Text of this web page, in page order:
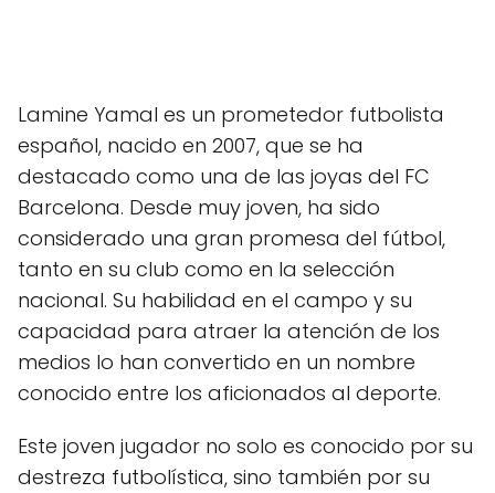
Lamine Yamal es un prometedor futbolista
español, nacido en 2007, que se ha
destacado como una de las joyas del FC
Barcelona. Desde muy joven, ha sido
considerado una gran promesa del fútbol,
tanto en su club como en la selección
nacional. Su habilidad en el campo y su
capacidad para atraer la atención de los
medios lo han convertido en un nombre
conocido entre los aficionados al deporte.
Este joven jugador no solo es conocido por su
destreza futbolística, sino también por su